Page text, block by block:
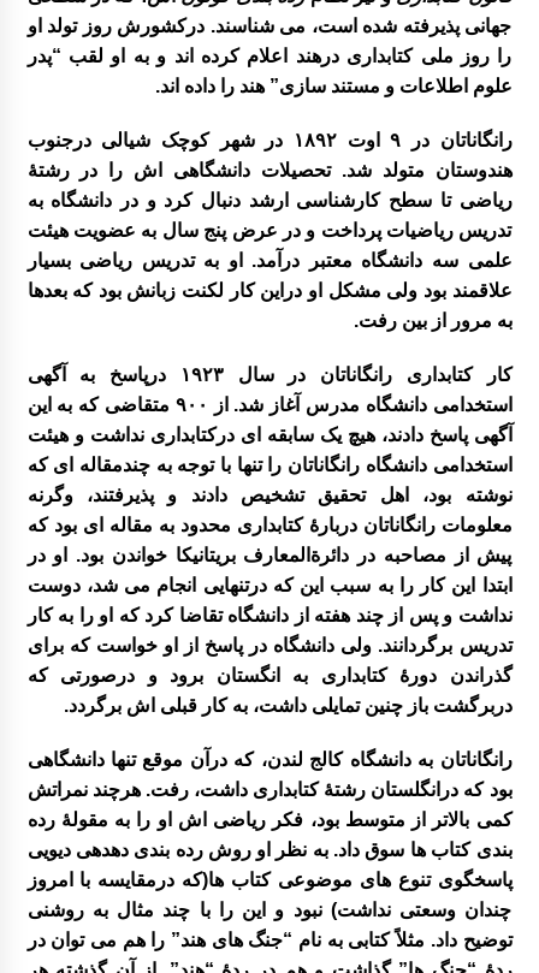
فتاد
علی اکبر امیر خوئی برگزیده مسابقات علمی کا
گزارش سفر لرستان
برگزاری کارگاه ترویج خواندن
ی کودکان
کارگاه تسهیلگری فعالیت های آموزشی – فرهنگ
ی در روستا
بر گزاری دوره آموزشی شناخت قصه و قصه گوی
ی آذزماه ۱۳۸۹
نمایشگاه نقاشی روی سفال به نفع کانون
انتخاب عضو کتابخانه کلنگانه بعنوان کتابدار نمونه
جهانی پذیرفته شده است، می شناسند. درکشورش روز تولد او
را روز ملی کتابداری درهند اعلام کرده اند و به او لقب “پدر
علوم اطلاعات و مستند سازی” هند را داده اند.
رانگاناتان در ۹ اوت ۱۸۹۲ در شهر کوچک شیالی درجنوب
هندوستان متولد شد. تحصیلات دانشگاهی اش را در رشتۀ
ریاضی تا سطح کارشناسی ارشد دنبال کرد و در دانشگاه به
تدریس ریاضیات پرداخت و در عرض پنج سال به عضویت هیئت
علمی سه دانشگاه معتبر درآمد. او به تدریس ریاضی بسیار
علاقمند بود ولی مشکل او دراین کار لکنت زبانش بود که بعدها
به مرور از بین رفت.
کار کتابداری رانگاناتان در سال ۱۹۲۳ درپاسخ به آگهی
استخدامی دانشگاه مدرس آغاز شد. از ۹۰۰ متقاضی که به این
آگهی پاسخ دادند، هیچ یک سابقه ای درکتابداری نداشت و هیئت
استخدامی دانشگاه رانگاناتان را تنها با توجه به چندمقاله ای که
نوشته بود، اهل تحقیق تشخیص دادند و پذیرفتند، وگرنه
معلومات رانگاناتان دربارۀ کتابداری محدود به مقاله ای بود که
پیش از مصاحبه در دائرةالمعارف بریتانیکا خواندن بود. او در
ابتدا این کار را به سبب این که درتنهایی انجام می شد، دوست
نداشت و پس از چند هفته از دانشگاه تقاضا کرد که او را به کار
تدریس برگردانند. ولی دانشگاه در پاسخ از او خواست که برای
گذراندن دورۀ کتابداری به انگستان برود و درصورتی که
دربرگشت باز چنین تمایلی داشت، به کار قبلی اش برگردد.
رانگاناتان به دانشگاه کالج لندن، که درآن موقع تنها دانشگاهی
بود که درانگلستان رشتۀ کتابداری داشت، رفت. هرچند نمراتش
کمی بالاتر از متوسط بود، فکر ریاضی اش او را به مقولۀ رده
بندی کتاب ها سوق داد. به نظر او روش رده بندی دهدهی دیویی
پاسخگوی تنوع های موضوعی کتاب ها(که درمقایسه با امروز
چندان وسعتی نداشت) نبود و این را با چند مثال به روشنی
توضیح داد. مثلاً کتابی به نام “جنگ های هند” را هم می توان در